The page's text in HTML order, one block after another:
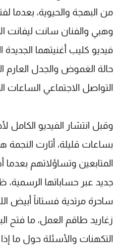
من البهجة والحيوية، بعدما
وهبي والفنان سانت ليفانت
فيديو كليب أغنيتهما
حالة الغموض والجدل العارم
التواصل الاجتماعي الساعات
وقبل انتشار الفيديو الكامل
بساعات قليلة، أثارت
المتابعين وتساؤلاتهم
جديد عبر حساباتها
ساحرة مرتدية فستاناً أبيض
زغاريد طاقم العمل، ما فتح
التكهنات والأسئلة حول ما